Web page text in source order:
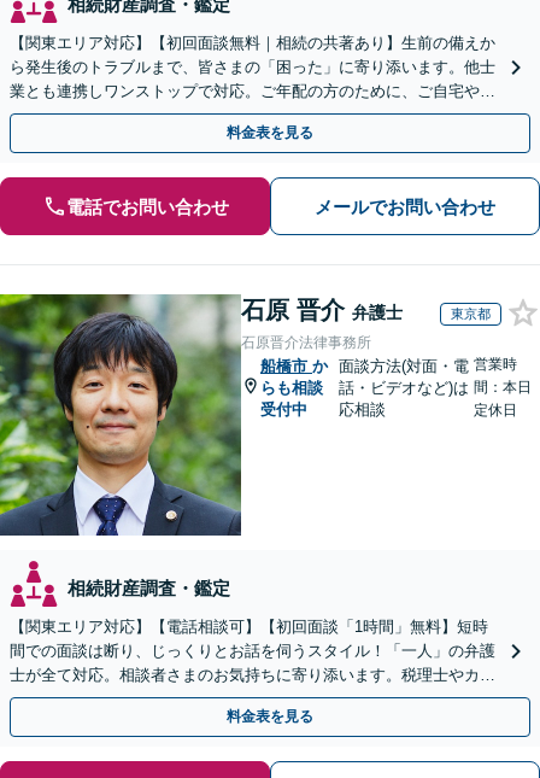
【関東エリア対応】【初回面談無料｜相続の共著あり】生前の備えか
ら発生後のトラブルまで、皆さまの「困った」に寄り添います。他士
業とも連携しワンストップで対応。ご年配の方のために、ご自宅やご
近所への出張相談も実施【秘密厳守｜休日・夜間相談可】
料金表を見る
電話でお問い合わせ メールでお問い合わせ
石原 晋介 弁護士 東京都
石原晋介法律事務所
船橋市 か
らも相談
受付中
面談方法(対面・電
話・ビデオなど)は
応相談
営業時
間：本日
定休日
相続財産調査・鑑定
【関東エリア対応】【電話相談可】【初回面談「1時間」無料】短時
間での面談は断り、じっくりとお話を伺うスタイル！「一人」の弁護
士が全て対応。相談者さまのお気持ちに寄り添います。税理士やカウ
ンセラーと連携し、生前対策のご相談も
料金表を見る